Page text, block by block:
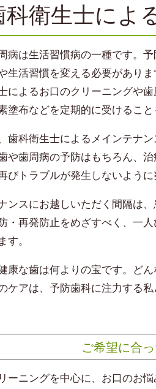
科衛生士によ
病は生活習慣病の一種です。
生活習慣を変える必要がありま
によるお口のクリーニングや
塗布などを定期的に受けること
歯科衛生士によるメインテナ
や歯周病の予防はもちろん、
びトラブルが発生しないように
ンスにお越しいただく間隔は
・再発防止をめざすべく、一
す。
康な歯は何よりの宝です。ど
ケアは、予防歯科に注力する
ご希望に合
ーニングを中心に、お口のお